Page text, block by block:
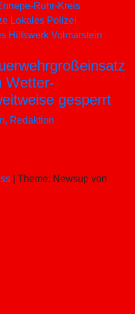
Ruhr-Kreis
Lokales Polizei
Hilfswerk Volmarstein
Wetter-
gesperrt
Redaktion
Theme: Newsup von